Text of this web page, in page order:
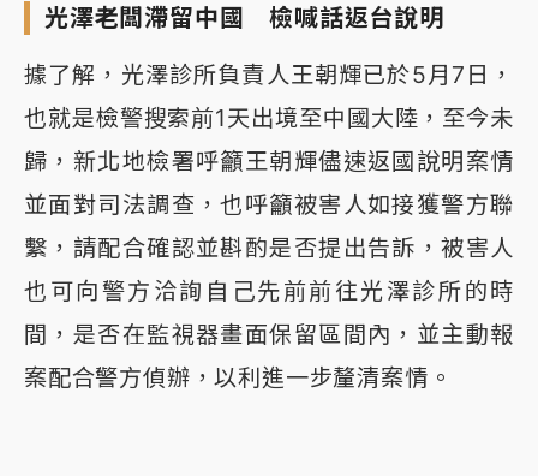
光澤老闆滯留中國 檢喊話返台說明
據了解，光澤診所負責人王朝輝已於5月7日，
也就是檢警搜索前1天出境至中國大陸，至今未
歸，新北地檢署呼籲王朝輝儘速返國說明案情
並面對司法調查，也呼籲被害人如接獲警方聯
繫，請配合確認並斟酌是否提出告訴，被害人
也可向警方洽詢自己先前前往光澤診所的時
間，是否在監視器畫面保留區間內，並主動報
案配合警方偵辦，以利進一步釐清案情。